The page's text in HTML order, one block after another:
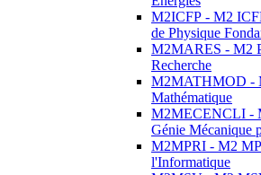
M2ICFP - M2
de Physique
M2MARES - M2
Recherche
M2MATHMOD -
Mathématique
M2MECENCLI -
Génie Mécanique
M2MPRI - M2
l'Informatique